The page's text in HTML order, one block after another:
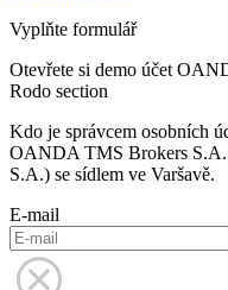
Vyplňte formulář
Otevřete si demo účet
Rodo section
Kdo je správcem osobních
OANDA TMS Brokers
S.A.) se sídlem ve Varšavě.
E-mail